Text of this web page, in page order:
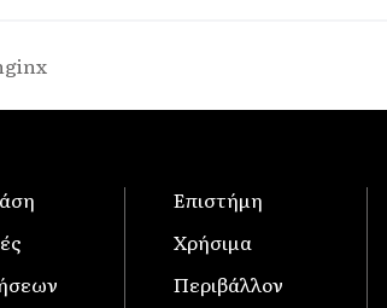
Επιστήμη
Χρήσιμα
Περιβάλλον